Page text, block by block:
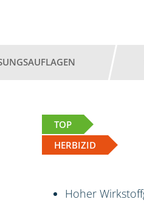
TOP
HERBIZID
Hoher